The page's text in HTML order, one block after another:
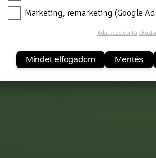
Marketing, remarketing (Google
Adatkezelési
Mindet elfogadom Mentés